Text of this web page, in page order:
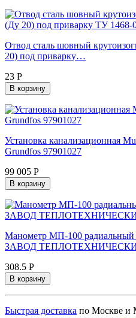
Отвод сталь шовный
20) под приварку…
23 Р
В корзину
Установка канализационная
Grundfos 97901027
99 005 Р
В корзину
Манометр МП-100
ЗАВОД
308.5 Р
В корзину
Быстрая доставка по Москве и